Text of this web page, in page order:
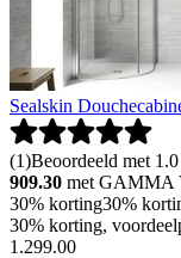
Sealskin
(1)Beoordeeld met
909.30 met GAMMA
30% korting30%
30% korting,
1 .299.00